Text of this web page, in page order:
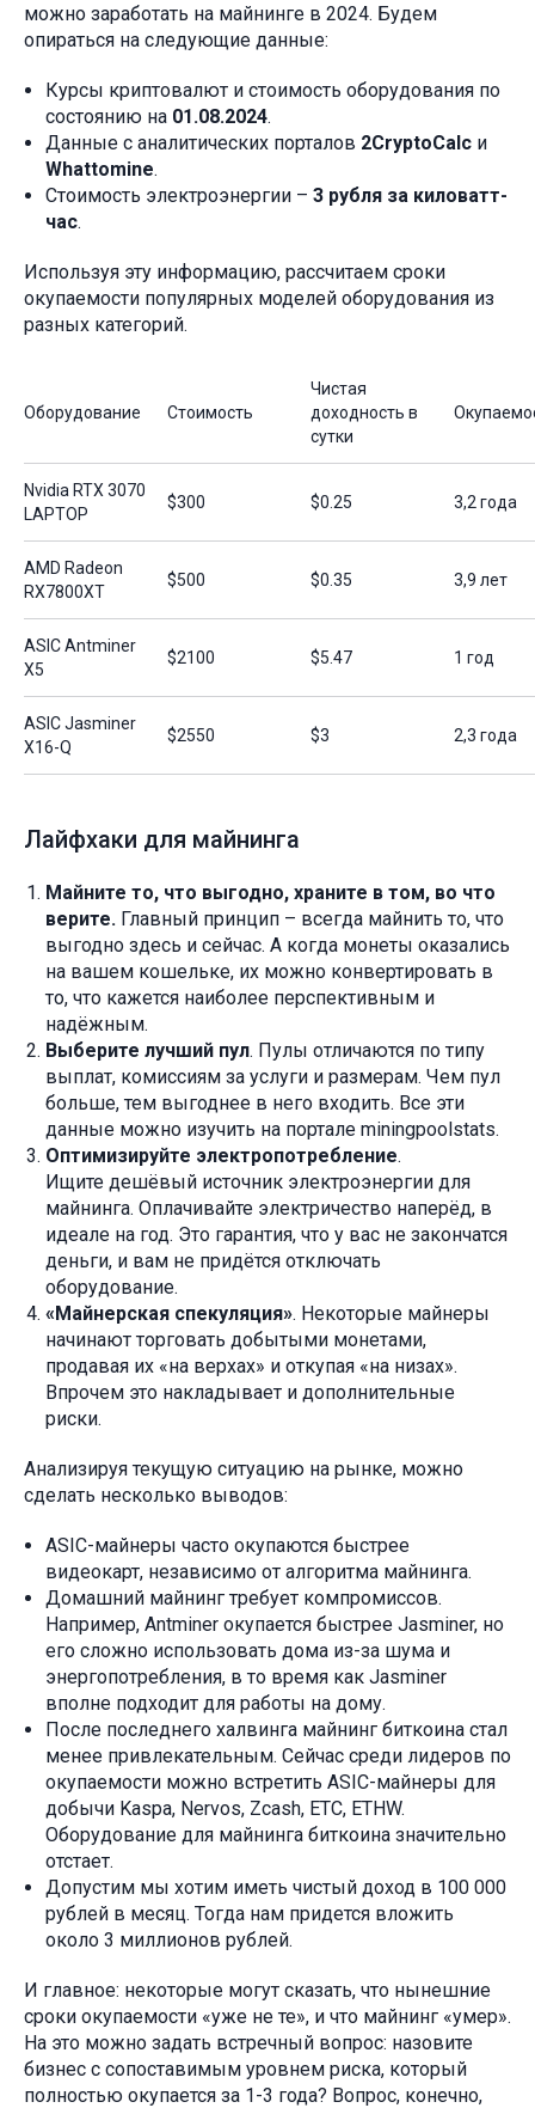
можно заработать на майнинге в 2024. Будем
опираться на следующие данные:
Курсы криптовалют и стоимость оборудования по
состоянию на 01.08.2024.
Данные с аналитических порталов 2CryptoCalc и
Whattomine.
Стоимость электроэнергии – 3 рубля за киловатт-
час.
Используя эту информацию, рассчитаем сроки
окупаемости популярных моделей оборудования из
разных категорий.
Оборудование Стоимость
Чистая
доходность в
сутки
Nvidia RTX 3070
LAPTOP
$300 $0.25 3,2 года
AMD Radeon
RX7800XT
$500 $0.35 3,9 лет
ASIC Antminer
X5
$2100 $5.47 1 год
ASIC Jasminer
X16-Q
$2550 $3 2,3 года
Лайфхаки для майнинга
Майните то, что выгодно, храните в том, во что
верите. Главный принцип – всегда майнить то, что
выгодно здесь и сейчас. А когда монеты оказались
на вашем кошельке, их можно конвертировать в
то, что кажется наиболее перспективным и
надёжным.
Выберите лучший пул. Пулы отличаются по типу
выплат, комиссиям за услуги и размерам. Чем пул
больше, тем выгоднее в него входить. Все эти
данные можно изучить на портале miningpoolstats.
Оптимизируйте электропотребление.
Ищите дешёвый источник электроэнергии для
майнинга. Оплачивайте электричество наперёд, в
идеале на год. Это гарантия, что у вас не закончатся
деньги, и вам не придётся отключать
оборудование.
«Майнерская спекуляция». Некоторые майнеры
начинают торговать добытыми монетами,
продавая их «на верхах» и откупая «на низах».
Впрочем это накладывает и дополнительные
риски.
Анализируя текущую ситуацию на рынке, можно
сделать несколько выводов:
ASIC-майнеры часто окупаются быстрее
видеокарт, независимо от алгоритма майнинга.
Домашний майнинг требует компромиссов.
Например, Antminer окупается быстрее Jasminer, но
его сложно использовать дома из-за шума и
энергопотребления, в то время как Jasminer
вполне подходит для работы на дому.
После последнего халвинга майнинг биткоина стал
менее привлекательным. Сейчас среди лидеров по
окупаемости можно встретить ASIC-майнеры для
добычи Kaspa, Nervos, Zcash, ETC, ETHW.
Оборудование для майнинга биткоина значительно
отстает.
Допустим мы хотим иметь чистый доход в 100 000
рублей в месяц. Тогда нам придется вложить
около 3 миллионов рублей.
И главное: некоторые могут сказать, что нынешние
сроки окупаемости «уже не те», и что майнинг «умер».
На это можно задать встречный вопрос: назовите
бизнес с сопоставимым уровнем риска, который
полностью окупается за 1-3 года? Вопрос, конечно,